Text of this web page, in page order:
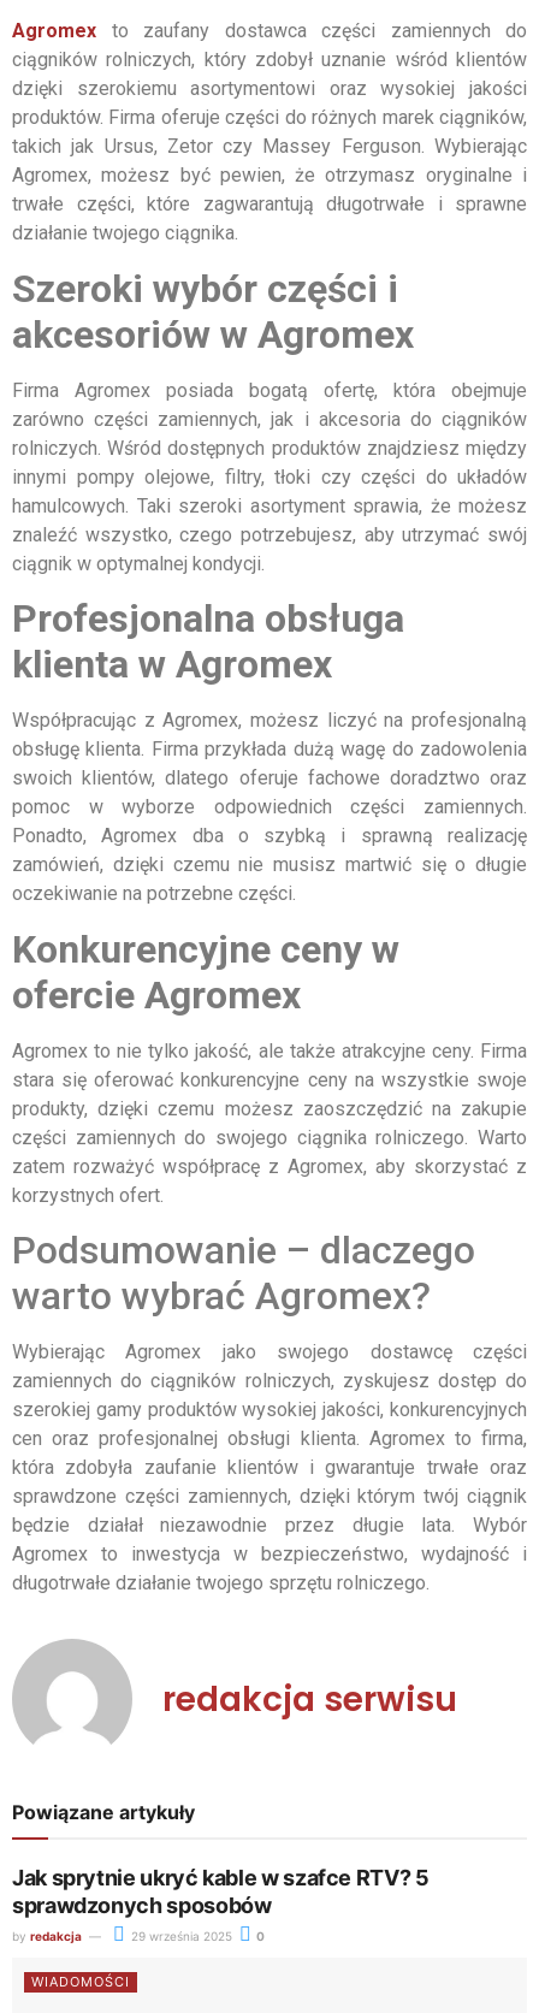
Agromex to zaufany dostawca części zamiennych do
ciągników rolniczych, który zdobył uznanie wśród klientów
dzięki szerokiemu asortymentowi oraz wysokiej jakości
produktów. Firma oferuje części do różnych marek ciągników,
takich jak Ursus, Zetor czy Massey Ferguson. Wybierając
Agromex, możesz być pewien, że otrzymasz oryginalne i
trwałe części, które zagwarantują długotrwałe i sprawne
działanie twojego ciągnika.
Szeroki wybór części i
akcesoriów w Agromex
Firma Agromex posiada bogatą ofertę, która obejmuje
zarówno części zamiennych, jak i akcesoria do ciągników
rolniczych. Wśród dostępnych produktów znajdziesz między
innymi pompy olejowe, filtry, tłoki czy części do układów
hamulcowych. Taki szeroki asortyment sprawia, że możesz
znaleźć wszystko, czego potrzebujesz, aby utrzymać swój
ciągnik w optymalnej kondycji.
Profesjonalna obsługa
klienta w Agromex
Współpracując z Agromex, możesz liczyć na profesjonalną
obsługę klienta. Firma przykłada dużą wagę do zadowolenia
swoich klientów, dlatego oferuje fachowe doradztwo oraz
pomoc w wyborze odpowiednich części zamiennych.
Ponadto, Agromex dba o szybką i sprawną realizację
zamówień, dzięki czemu nie musisz martwić się o długie
oczekiwanie na potrzebne części.
Konkurencyjne ceny w
ofercie Agromex
Agromex to nie tylko jakość, ale także atrakcyjne ceny. Firma
stara się oferować konkurencyjne ceny na wszystkie swoje
produkty, dzięki czemu możesz zaoszczędzić na zakupie
części zamiennych do swojego ciągnika rolniczego. Warto
zatem rozważyć współpracę z Agromex, aby skorzystać z
korzystnych ofert.
Podsumowanie – dlaczego
warto wybrać Agromex?
Wybierając Agromex jako swojego dostawcę części
zamiennych do ciągników rolniczych, zyskujesz dostęp do
szerokiej gamy produktów wysokiej jakości, konkurencyjnych
cen oraz profesjonalnej obsługi klienta. Agromex to firma,
która zdobyła zaufanie klientów i gwarantuje trwałe oraz
sprawdzone części zamiennych, dzięki którym twój ciągnik
będzie działał niezawodnie przez długie lata. Wybór
Agromex to inwestycja w bezpieczeństwo, wydajność i
długotrwałe działanie twojego sprzętu rolniczego.
redakcja serwisu
Powiązane artykuły
Jak sprytnie ukryć kable w szafce RTV? 5
sprawdzonych sposobów
by redakcja 29 września 2025 0
WIADOMOŚCI